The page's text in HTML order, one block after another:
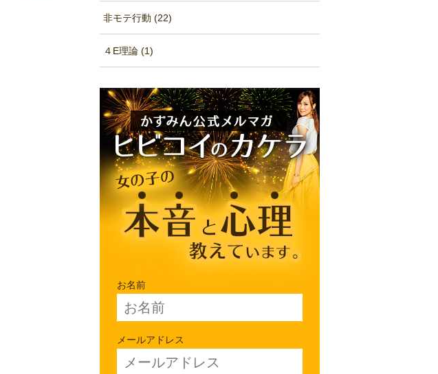
非モテ行動 (22)
４E理論 (1)
お名前
メールアドレス